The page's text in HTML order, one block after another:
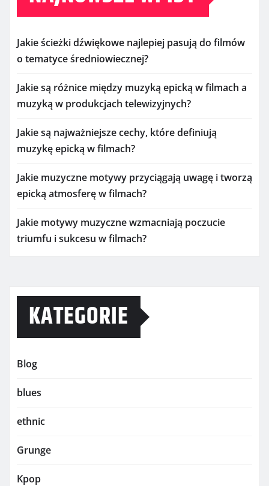
Jakie ścieżki dźwiękowe najlepiej pasują do filmów
o tematyce średniowiecznej?
Jakie są różnice między muzyką epicką w filmach a
muzyką w produkcjach telewizyjnych?
Jakie są najważniejsze cechy, które definiują
muzykę epicką w filmach?
Jakie muzyczne motywy przyciągają uwagę i tworzą
epicką atmosferę w filmach?
Jakie motywy muzyczne wzmacniają poczucie
triumfu i sukcesu w filmach?
KATEGORIE
Blog
blues
ethnic
Grunge
Kpop